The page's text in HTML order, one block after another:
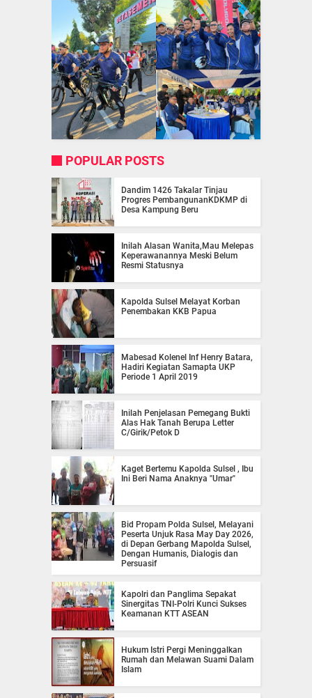
POPULAR POSTS
Dandim 1426 Takalar Tinjau
Progres PembangunanKDKMP di
Desa Kampung Beru
Inilah Alasan Wanita,Mau Melepas
Keperawanannya Meski Belum
Resmi Statusnya
Kapolda Sulsel Melayat Korban
Penembakan KKB Papua
Mabesad Kolenel Inf Henry Batara,
Hadiri Kegiatan Samapta UKP
Periode 1 April 2019
Inilah Penjelasan Pemegang Bukti
Alas Hak Tanah Berupa Letter
C/Girik/Petok D
Kaget Bertemu Kapolda Sulsel , Ibu
Ini Beri Nama Anaknya "Umar"
Bid Propam Polda Sulsel, Melayani
Peserta Unjuk Rasa May Day 2026,
di Depan Gerbang Mapolda Sulsel,
Dengan Humanis, Dialogis dan
Persuasif
Kapolri dan Panglima Sepakat
Sinergitas TNI-Polri Kunci Sukses
Keamanan KTT ASEAN
Hukum Istri Pergi Meninggalkan
Rumah dan Melawan Suami Dalam
Islam